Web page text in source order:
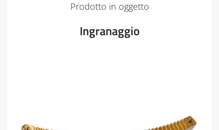
Prodotto in oggetto
Ingranaggio